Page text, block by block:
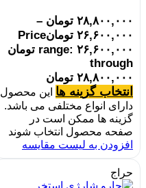
۲۸,۸۰۰,۰۰۰ تومان –
۲۶,۶۰۰,۰۰۰ تومانPrice
range: ۲۶,۶۰۰,۰۰۰ تومان
through
۲۸,۸۰۰,۰۰۰ تومان
انتخاب گزینه ها این محصول
دارای انواع مختلفی می باشد.
گزینه ها ممکن است در
صفحه محصول انتخاب شوند
افزودن به لیست مقایسه
حراج